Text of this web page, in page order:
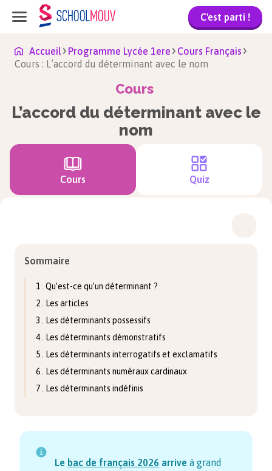
C'est parti !
Accueil Programme Lycée 1ere
Cours Français
Cours : L’accord du déterminant avec le nom
Cours
L’accord du déterminant avec le
nom
Cours Quiz
Sommaire
1 . Qu’est-ce qu’un déterminant ?
2 . Les articles
3 . Les déterminants possessifs
4 . Les déterminants démonstratifs
5 . Les déterminants interrogatifs et exclamatifs
6 . Les déterminants numéraux cardinaux
7 . Les déterminants indéfinis
Le bac de français 2026 arrive à grand